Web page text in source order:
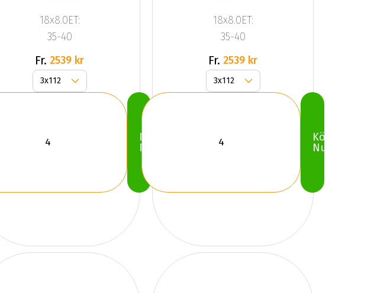
18x8.0ET:
35-40
Fr. 2539 kr
Köp
Nu
18x8.0ET:
35-40
Fr. 2539 kr
Köp
Nu